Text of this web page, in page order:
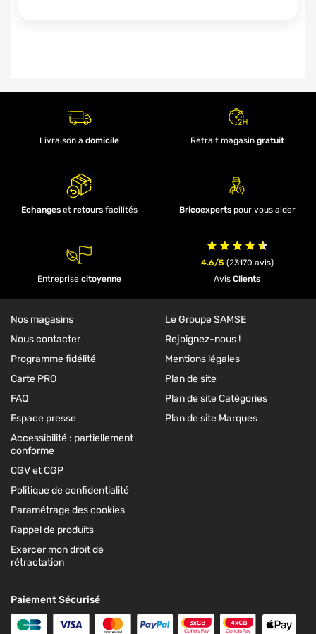
Livraison à domicile Retrait magasin gratuit
Echangeset retoursfacilités Bricoexpertspour vous aider
Entreprise citoyenne
4.6/5 (23170 avis)
Avis Clients
Nos magasins
Nous contacter
Programme fidélité
Carte PRO
FAQ
Espace presse
Accessibilité : partiellement
conforme
CGV et CGP
Politique de confidentialité
Paramétrage des cookies
Rappel de produits
Exercer mon droit de
rétractation
Le Groupe SAMSE
Rejoignez-nous !
Mentions légales
Plan de site
Plan de site Catégories
Plan de site Marques
Paiement Sécurisé
Carte Bleue
Visa MasterCard
Paypal Paiement en 3
Paiement